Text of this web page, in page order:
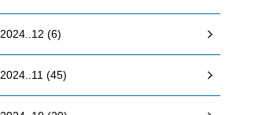
2024..12 (6)
2024..11 (45)